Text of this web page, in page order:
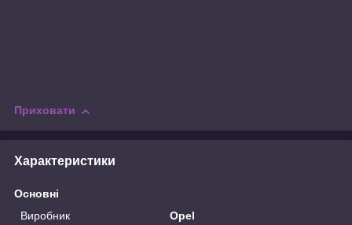
Приховати
Характеристики
Основні
Виробник
Opel